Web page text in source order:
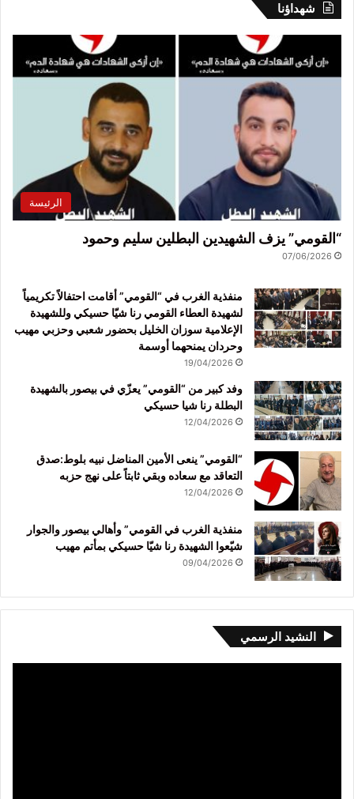
شهداؤنا
الرئيسة
“القومي” يزف الشهيدين البطلين سليم وحمود
07/06/2026
منفذية الغرب في “القومي” أقامت احتفالاً تكريمياً
لشهيدة العطاء القومي رنا شيّا حسيكي وللشهيدة
الإعلامية سوزان الخليل بحضور شعبي وحزبي مهيب
وحردان يمنحهما أوسمة
19/04/2026
وفد كبير من “القومي” يعزّي في بيصور بالشهيدة
البطلة رنا شيا حسيكي
12/04/2026
“القومي” ينعى الأمين المناضل نبيه بلوط:صدق
التعاقد مع سعاده وبقي ثابتاً على نهج حزبه
12/04/2026
منفذية الغرب في القومي” وأهالي بيصور والجوار
شيّعوا الشهيدة رنا شيّا حسيكي بمأتم مهيب
09/04/2026
النشيد الرسمي